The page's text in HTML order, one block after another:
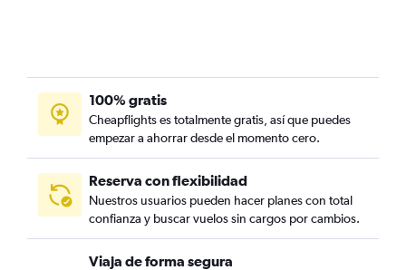
100% gratis
Cheapflights es totalmente gratis, así que puedes
empezar a ahorrar desde el momento cero.
Reserva con flexibilidad
Nuestros usuarios pueden hacer planes con total
confianza y buscar vuelos sin cargos por cambios.
Viaja de forma segura